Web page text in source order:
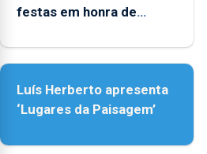
as
e
as
18h00.
festas em honra de
Assunção
Luís Herberto apresenta
‘Lugares da Paisagem’